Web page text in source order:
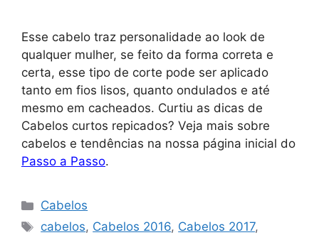
Esse cabelo traz personalidade ao look de
qualquer mulher, se feito da forma correta e
certa, esse tipo de corte pode ser aplicado
tanto em fios lisos, quanto ondulados e até
mesmo em cacheados. Curtiu as dicas de
Cabelos curtos repicados? Veja mais sobre
cabelos e tendências na nossa página inicial do
Passo a Passo.
Categorias
Cabelos
Tags
cabelos, Cabelos 2016, Cabelos 2017,